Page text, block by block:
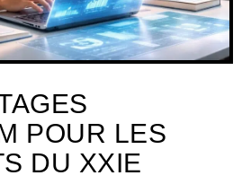
POUR LES
DU XXIE